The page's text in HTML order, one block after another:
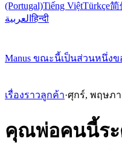
(Portugal)Tiếng ViệtTürkçe简
العربيةहिन्दी
Manus ขณะนี้เป็นส่วนหนึ่ง
เรื่องราวลูกค้า·ศุกร์, พฤษภ
คุณพ่อคนนี้ระ